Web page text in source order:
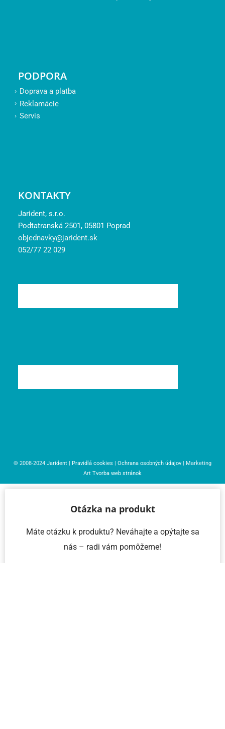
PODPORA
Doprava a platba
Reklamácie
Servis
KONTAKTY
Jarident, s.r.o.
Podtatranská 2501, 05801 Poprad
objednavky@jarident.sk
052/77 22 029
© 2008-2024 Jarident | Pravidlá cookies | Ochrana osobných údajov | Marketing
Art Tvorba web stránok
Otázka na produkt
Máte otázku k produktu? Neváhajte a opýtajte sa
nás – radi vám pomôžeme!